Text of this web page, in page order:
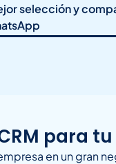
selección y
para
en un gran